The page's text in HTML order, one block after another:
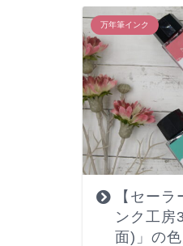
万年筆インク
【セー
ンク工房
面)」の